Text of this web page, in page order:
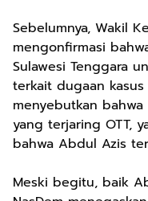
Sebelumnya, Wakil
mengonfirmasi
Sulawesi Tenggara
terkait dugaan
menyebutkan
yang terjaring OTT,
bahwa Abdul Azis
Meski begitu, baik